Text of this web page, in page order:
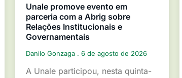
Unale promove evento em
parceria com a Abrig sobre
Relações Institucionais e
Governamentais
Danilo Gonzaga 6 de agosto de 2026
A Unale participou, nesta quinta-